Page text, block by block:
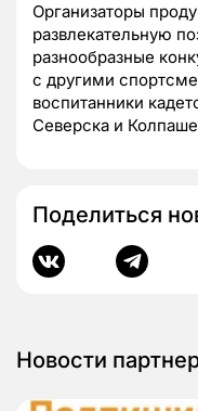
Организаторы
развлекательную
разнообразные
с другими
воспитанники
Северска и
Поделиться
Новости